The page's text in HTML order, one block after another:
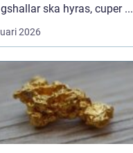
ska hyras, cuper ...
2026